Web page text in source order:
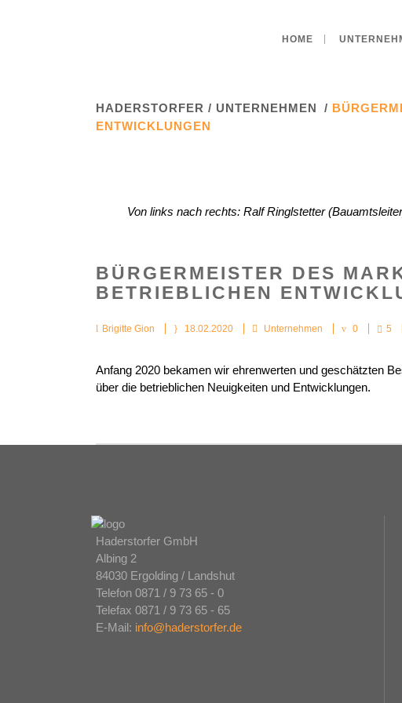
HOME
HADERSTORFER / UNTERNEHMEN /
ENTWICKLUNGEN
Von links nach rechts: Ralf Ringlstetter
BÜRGERMEISTER DES
BETRIEBLICHEN
Brigitte Gion 18.02.2020 Unternehmen 0 5
Anfang 2020 bekamen wir ehrenwerten und geschätzten
über die betrieblichen Neuigkeiten und Entwicklungen.
Haderstorfer GmbH
Albing 2
84030 Ergolding / Landshut
Telefon 0871 / 9 73 65 - 0
Telefax 0871 / 9 73 65 - 65
E-Mail: info@haderstorfer.de